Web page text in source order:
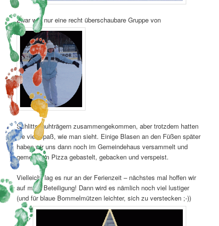
Zwar war nur eine recht überschaubare Gruppe von
Schlittschuhträgern zusammengekommen, aber trotzdem hatten
sie viel Spaß, wie man sieht. Einige Blasen an den Füßen später
haben wir uns dann noch im Gemeindehaus versammelt und
gemeinsam Pizza gebastelt, gebacken und verspeist.
Vielleicht lag es nur an der Ferienzeit – nächstes mal hoffen wir
auf mehr Beteiligung! Dann wird es nämlich noch viel lustiger
(und für blaue Bommelmützen leichter, sich zu verstecken ;-))